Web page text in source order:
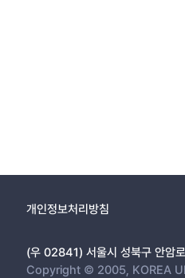
개인정보처리방침
(우 02841) 서울시 성북구 안암
Copyright © 2005, KOREA